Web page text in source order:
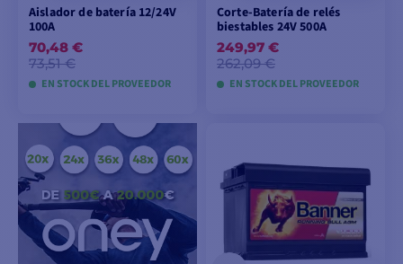
Aislador de batería 12/24V
100A
70,48 €
73,51 €
EN STOCK DEL PROVEEDOR
AÑADIR A LA CESTA
Corte-Batería de relés
biestables 24V 500A
249,97 €
262,09 €
EN STOCK DEL PROVEEDOR